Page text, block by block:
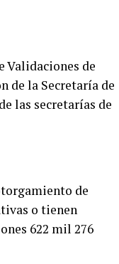
Validaciones de
de la Secretaría de
las secretarías de
de
o tienen
622 mil 276